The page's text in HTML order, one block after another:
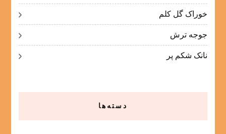
خوراک گل کلم
جوجه ترش
نانک شکم پر
دسته‌ها